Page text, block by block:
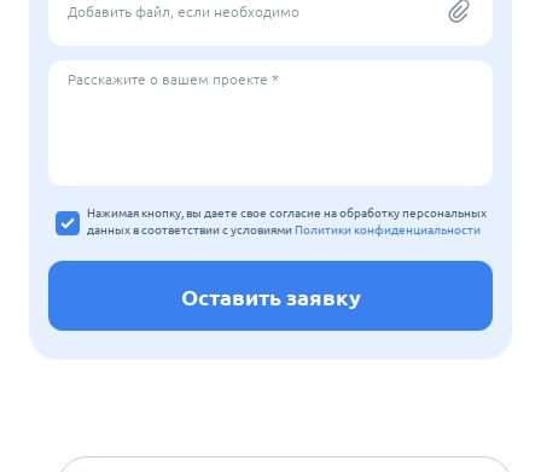
Добавить файл, если необходимо
Расскажите о вашем проекте *
Нажимая кнопку, вы даете свое согласие на обработку персональных
данныхв соответствии с условиямиПолитики конфиденциальности
Оставить заявку